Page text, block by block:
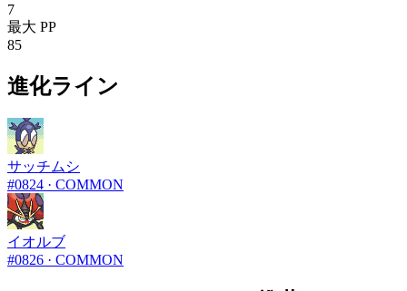
7
最大 PP
85
進化ライン
サッチムシ
#0824 · COMMON
イオルブ
#0826 · COMMON